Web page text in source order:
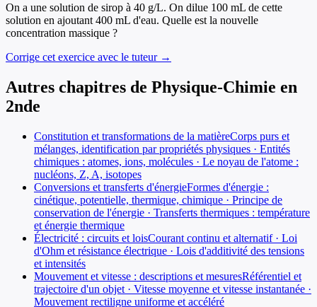
On a une solution de sirop à 40 g/L. On dilue 100 mL de cette
solution en ajoutant 400 mL d'eau. Quelle est la nouvelle
concentration massique ?
Corrige cet exercice avec le tuteur →
Autres chapitres de Physique-Chimie en
2nde
Constitution et transformations de la matièreCorps purs et
mélanges, identification par propriétés physiques · Entités
chimiques : atomes, ions, molécules · Le noyau de l'atome :
nucléons, Z, A, isotopes
Conversions et transferts d'énergieFormes d'énergie :
cinétique, potentielle, thermique, chimique · Principe de
conservation de l'énergie · Transferts thermiques : température
et énergie thermique
Électricité : circuits et loisCourant continu et alternatif · Loi
d'Ohm et résistance électrique · Lois d'additivité des tensions
et intensités
Mouvement et vitesse : descriptions et mesuresRéférentiel et
trajectoire d'un objet · Vitesse moyenne et vitesse instantanée ·
Mouvement rectiligne uniforme et accéléré